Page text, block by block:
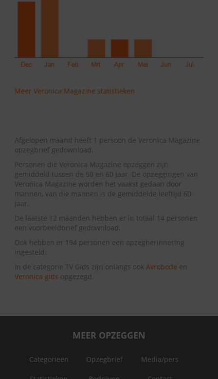
Meer Veronica Magazine statistieken
Afgelopen maand heeft 1 persoon de Veronica Magazine
opzegbrief gedownload.
Personen die Veronica Magazine opzeggen zijn
gemiddeld tussen de 50 en 60 jaar. De opzeggingen van
Veronica Magazine worden het vaakst gedaan door
mannen, van die mannen is de gemiddelde leeftijd 60
jaar.
De laatste 12 maanden hebben er in totaal 14 personen
een voorbeeldbrief gedownload.
Ook hebben er 194 personen een opzegherinnering
ingesteld.
In de categorie TV Gids zijn onlangs ook Avrobode en
Veronica gids opgezegd.
MEER OPZEGGEN
Categorieën Opzegbrief Media/pers